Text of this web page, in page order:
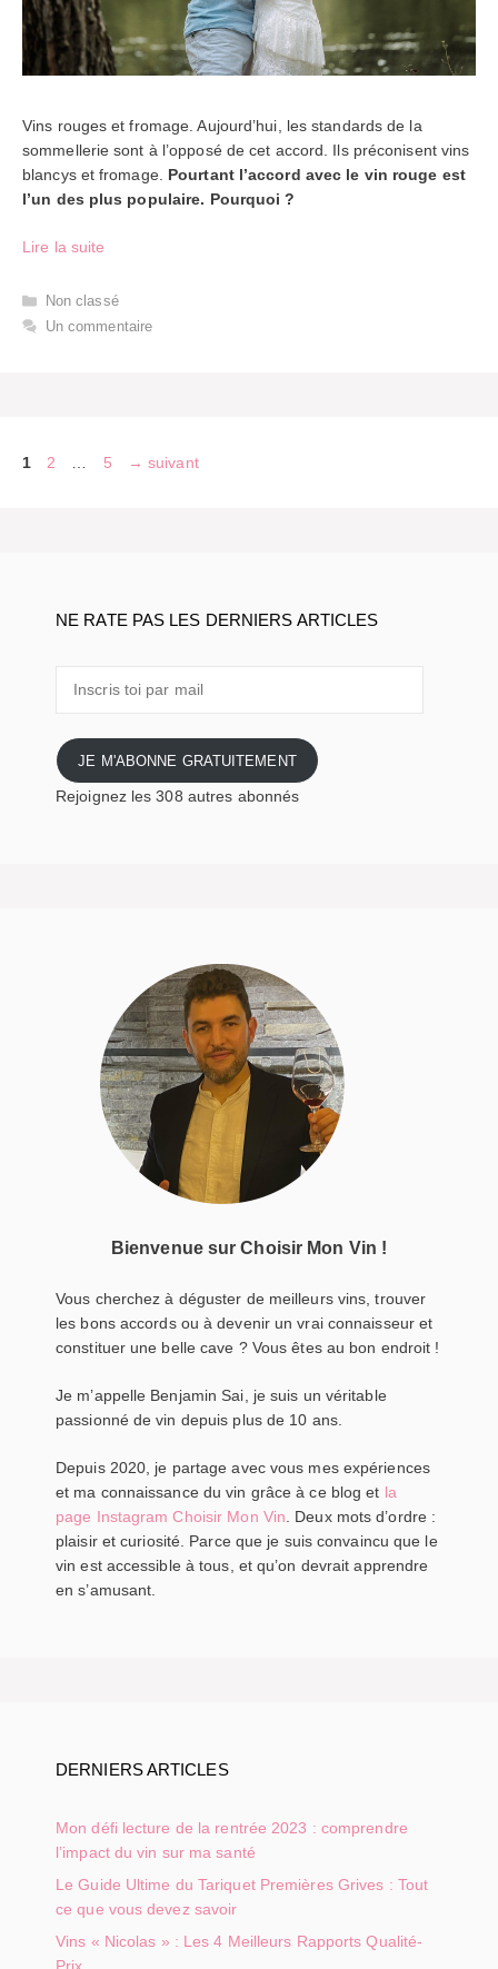
Vins rouges et fromage. Aujourd’hui, les standards de la
sommellerie sont à l’opposé de cet accord. Ils préconisent vins
blancys et fromage. Pourtant l’accord avec le vin rouge est
l’un des plus populaire. Pourquoi ?
Lire la suite
Catégories
Non classé
Un commentaire
Page
1 Page
2 Page
5 → suivant
NE RATE PAS LES DERNIERS ARTICLES
mail
JE M'ABONNE GRATUITEMENT
Rejoignez les 308 autres abonnés
Bienvenue sur Choisir Mon Vin !
Vous cherchez à déguster de meilleurs vins, trouver
les bons accords ou à devenir un vrai connaisseur et
constituer une belle cave ? Vous êtes au bon endroit !
Je m’appelle Benjamin Sai, je suis un véritable
passionné de vin depuis plus de 10 ans.
Depuis 2020, je partage avec vous mes expériences
et ma connaissance du vin grâce à ce blog et la
page Instagram Choisir Mon Vin. Deux mots d’ordre :
plaisir et curiosité. Parce que je suis convaincu que le
vin est accessible à tous, et qu’on devrait apprendre
en s’amusant.
DERNIERS ARTICLES
Mon défi lecture de la rentrée 2023 : comprendre
l’impact du vin sur ma santé
Le Guide Ultime du Tariquet Premières Grives : Tout
ce que vous devez savoir
Vins « Nicolas » : Les 4 Meilleurs Rapports Qualité-